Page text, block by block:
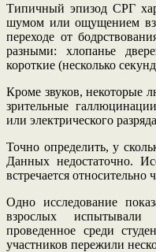
Типичный эпизод СРГ
шумом или ощущением
переходе от
разными: хлопанье
короткие (несколько
Кроме звуков, некоторые
зрительные
или электрического
Точно определить, у
Данных недостаточно.
встречается
Одно исследование
взрослых
проведенное среди
участников пережили